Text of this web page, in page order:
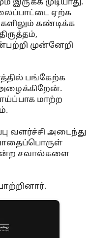
இருக்க முடியாது.
ஏற்க
கண்டிக்க
முன்னேறி
பங்கேற்க
மாற்ற
வளர்ச்சி அடைந்து
போதைப்பொருள்
சவால்களை